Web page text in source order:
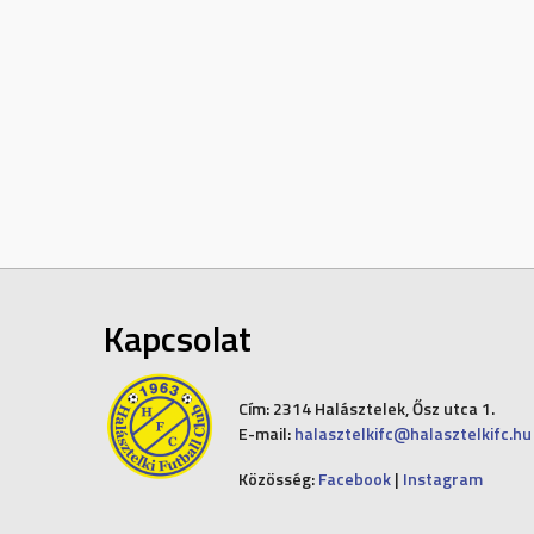
Kapcsolat
Cím:2314 Halásztelek, Ősz utca 1.
E-mail: halasztelkifc@halasztelkifc.hu
Közösség: Facebook| Instagram